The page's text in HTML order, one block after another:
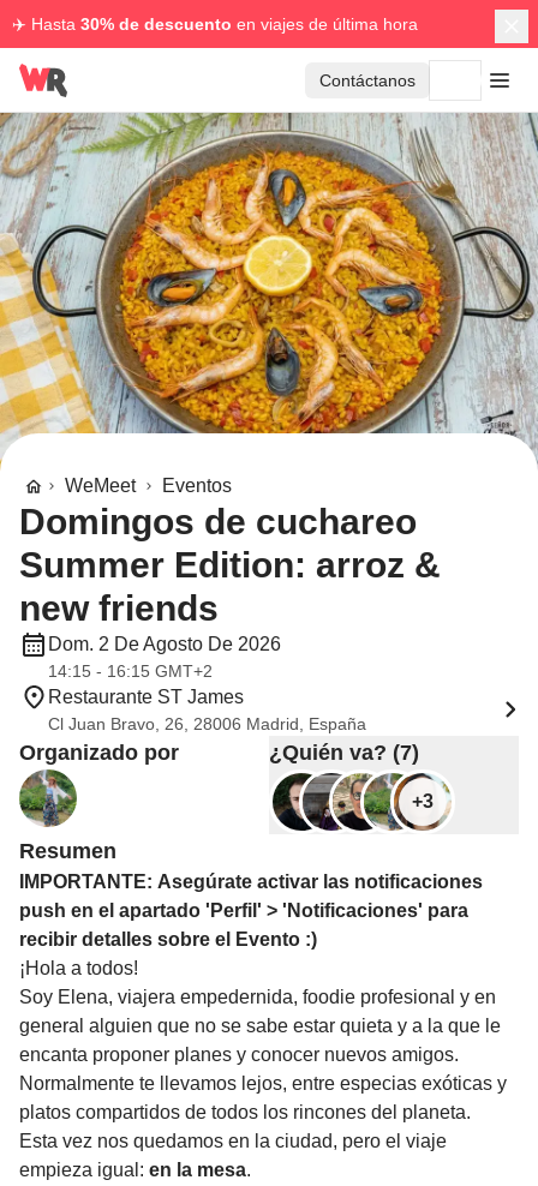
✈️ Hasta 30% de descuento en viajes de última hora
Contáctanos
WeMeet Eventos
Domingos de cuchareo
Summer Edition: arroz &
new friends
Dom. 2 De Agosto De 2026
14:15 - 16:15 GMT+2
Restaurante ST James
Cl Juan Bravo, 26, 28006 Madrid, España
Organizado por ¿Quién va? (7)
+3
Resumen
IMPORTANTE: Asegúrate activar las notificaciones
push en el apartado 'Perfil' > 'Notificaciones' para
recibir detalles sobre el Evento :)
¡Hola a todos!
Soy Elena, viajera empedernida, foodie profesional y en
general alguien que no se sabe estar quieta y a la que le
encanta proponer planes y conocer nuevos amigos.
Normalmente te llevamos lejos, entre especias exóticas y
platos compartidos de todos los rincones del planeta.
Esta vez nos quedamos en la ciudad, pero el viaje
empieza igual: en la mesa.